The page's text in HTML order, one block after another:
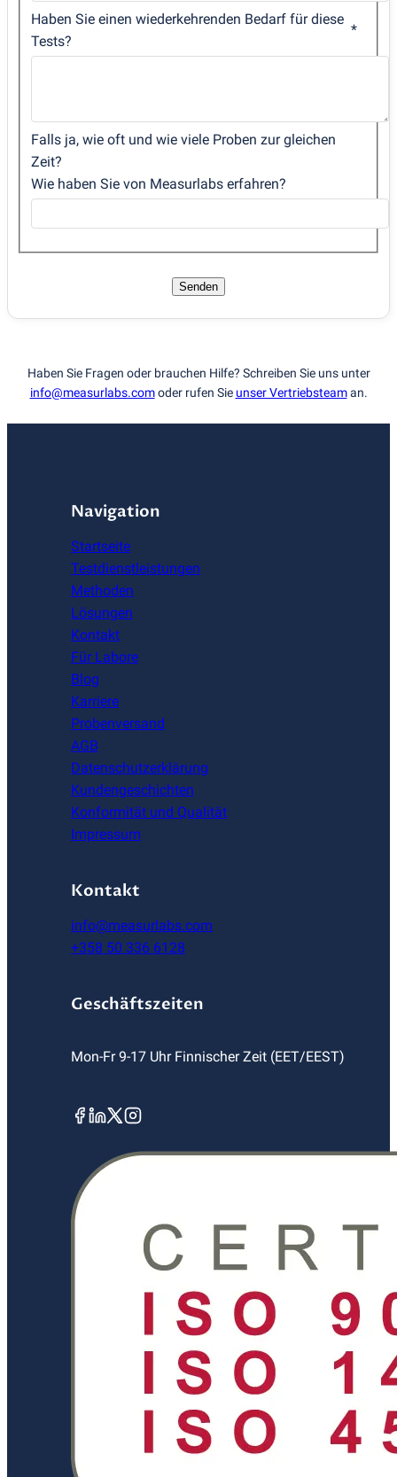
Haben Sie einen wiederkehrenden Bedarf für diese
Tests?
Falls ja, wie oft und wie viele Proben zur gleichen
Zeit?
Wie haben Sie von Measurlabs erfahren?
Senden
Haben Sie Fragen oder brauchen Hilfe? Schreiben Sie uns unter
info@measurlabs.comoder rufen Sie unser Vertriebsteaman.
Navigation
Startseite
Testdienstleistungen
Methoden
Lösungen
Kontakt
Für Labore
Blog
Karriere
Probenversand
AGB
Datenschutzerklärung
Kundengeschichten
Konformität und Qualität
Impressum
Kontakt
info@measurlabs.com
+358 50 336 6128
Geschäftszeiten
Mon-Fr 9-17 Uhr Finnischer Zeit (EET/EEST)